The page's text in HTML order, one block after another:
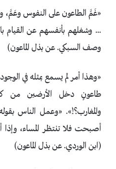
«غَمَّ الطاعون على النفوس وعَمَّ،
… وشغلهم بأنفسهم عن القيام
وصف السبكي. عن بذل الماعون)
«وهذا أمر لم يسمع بمثله في
طاعونٍ دخل الأرضين من
والمغارب؟!». «وعمل الناس
أصبحت فلا تنتظر المساء،
(ابن الوردي. عن بذل الماعون)